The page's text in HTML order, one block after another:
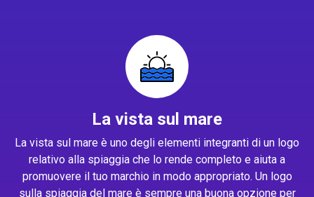
La vista sul mare
La vista sul mare è uno degli elementi integranti di un logo
relativo alla spiaggia che lo rende completo e aiuta a
promuovere il tuo marchio in modo appropriato. Un logo
sulla spiaggia del mare è sempre una buona opzione per